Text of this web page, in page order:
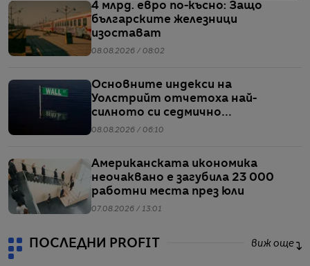
4 млрд. евро по-късно: Защо
българските железници
изостават
08.08.2026 / 08:02
Основните индекси на
Уолстрийт отчетоха най-
силното си седмично
представяне от април насам
08.08.2026 / 06:10
Американската икономика
неочаквано е загубила 23 000
работни места през юли
07.08.2026 / 13:01
ПОСЛЕДНИ PROFIT виж още